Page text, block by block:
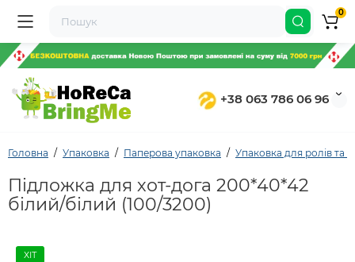
+38 063 786 06 96
0
Головна Упаковка Паперова упаковка Упаковка для ролів та
Підложка для хот-дога 200*40*42
білий/білий (100/3200)
ХІТ